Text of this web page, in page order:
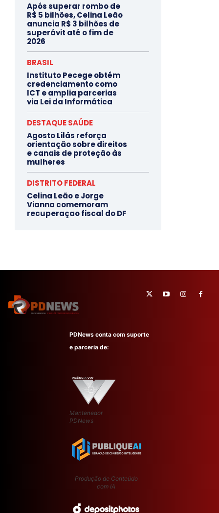
Após superar rombo de
R$ 5 bilhões, Celina Leão
anuncia R$ 3 bilhões de
superávit até o fim de
2026
BRASIL
Instituto Pecege obtém
credenciamento como
ICT e amplia parcerias
via Lei da Informática
DESTAQUE SAÚDE
Agosto Lilás reforça
orientação sobre direitos
e canais de proteção às
mulheres
DISTRITO FEDERAL
Celina Leão e Jorge
Vianna comemoram
recuperaçao fiscal do DF
PDNews conta com suporte
e parceria de:
Mantenedor
PDNews
Produção de Conteúdo
com IA